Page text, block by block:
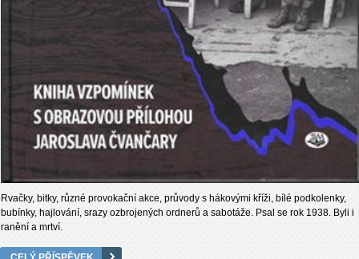
Rvačky, bitky, různé provokační akce, průvody s hákovými kříži, bílé podkolenky,
bubínky, hajlování, srazy ozbrojených ordnerů a sabotáže. Psal se rok 1938. Byli i
ranění a mrtví.
CELÝ PŘÍSPĚVEK